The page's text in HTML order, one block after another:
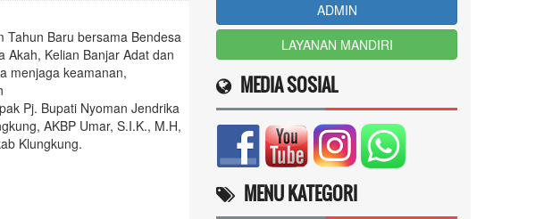
Tahun Baru bersama Bendesa
Akah, Kelian Banjar Adat dan
menjaga keamanan,
Pj. Bupati Nyoman Jendrika
AKBP Umar, S.I.K., M.H,
Klungkung.
ADMIN
LAYANAN MANDIRI
MEDIA SOSIAL
MENU KATEGORI